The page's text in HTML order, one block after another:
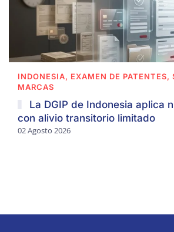
INDONESIA, EXAMEN DE PATENTES,
MARCAS
La DGIP de Indonesia aplica
con alivio transitorio limitado
02 Agosto 2026